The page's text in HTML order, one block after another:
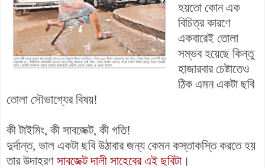
হয়তো কোন এক
বিচিত্র কারণে
একবারেই তোলা
সম্ভব হয়েছে কিন্তু
হাজারবার চেষ্টাতেও
ঠিক এমন একটা ছবি
তোলা সৌভাগ্যের বিষয়!
কী টাইমিং, কী সাবজেক্ট, কী গতি!
দুর্দান্ত, ভাল একটা ছবি উঠাবার জন্য কেমন কস্তাকস্তি করতে হয়
তার উদাহরণ সাবজেক্ট দালী সাহেবের এই ছবিটা ।